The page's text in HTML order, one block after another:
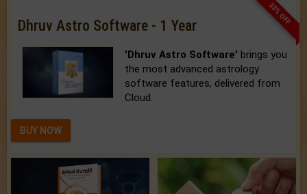
33% OFF
Dhruv Astro Software - 1 Year
'Dhruv Astro Software' brings you
the most advanced astrology
software features, delivered from
Cloud.
BUY NOW